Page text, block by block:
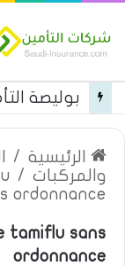
الرئيسية /
والمركبات /
ordonnance
tamiflu sans
ordonnance